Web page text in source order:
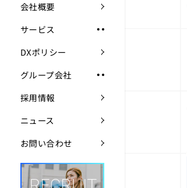
会社概要
サービス
DXポリシー
グループ会社
採用情報
ニュース
お問い合わせ